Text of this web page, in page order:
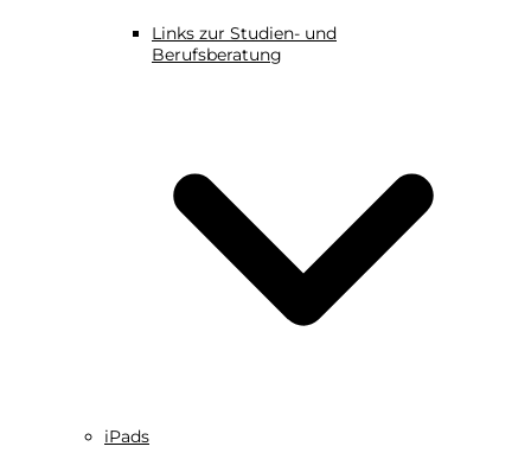
Links zur Studien- und
Berufsberatung
iPads